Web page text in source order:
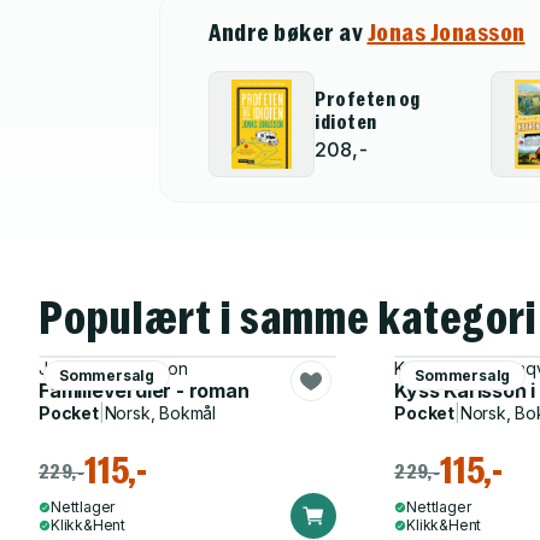
Andre bøker avJonas Jonasson
Profeten og
idioten
208,-
Populært i samme kategori
Sommersalg
Jens M. Johansson
Familieverdier - roman
Pocket| Norsk, Bokmål
229,-115,-
Nettlager
Klikk&Hent
Sommersalg
Karin Brunk
Kyss Karlsson
Pocket| Norsk,
229,-115,-
Nettlager
Klikk&Hent